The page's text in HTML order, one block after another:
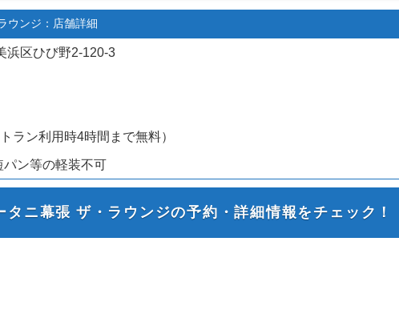
ウンジ：店舗詳細
区ひび野2-120-3
ラン利用時4時間まで無料）
パン等の軽装不可
タニ幕張 ザ・ラウンジの予約・詳細情報をチェック！